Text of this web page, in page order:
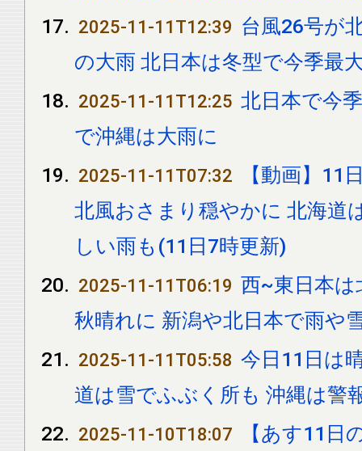
2025-11-11T12:39 台風26号が
の大雨 北日本は冬型で今季最
2025-11-11T12:25 北日本で今
で沖縄は大雨に
2025-11-11T07:32
【動画】11
北風おさまり穏やかに 北海道
しい雨も(11日7時更新)
2025-11-11T06:19 西~東日本
秋晴れに 新潟や北日本で雨や
2025-11-11T05:58 今日11日は
道は雪でふぶく所も 沖縄は警
2025-11-10T18:07
【あす11日